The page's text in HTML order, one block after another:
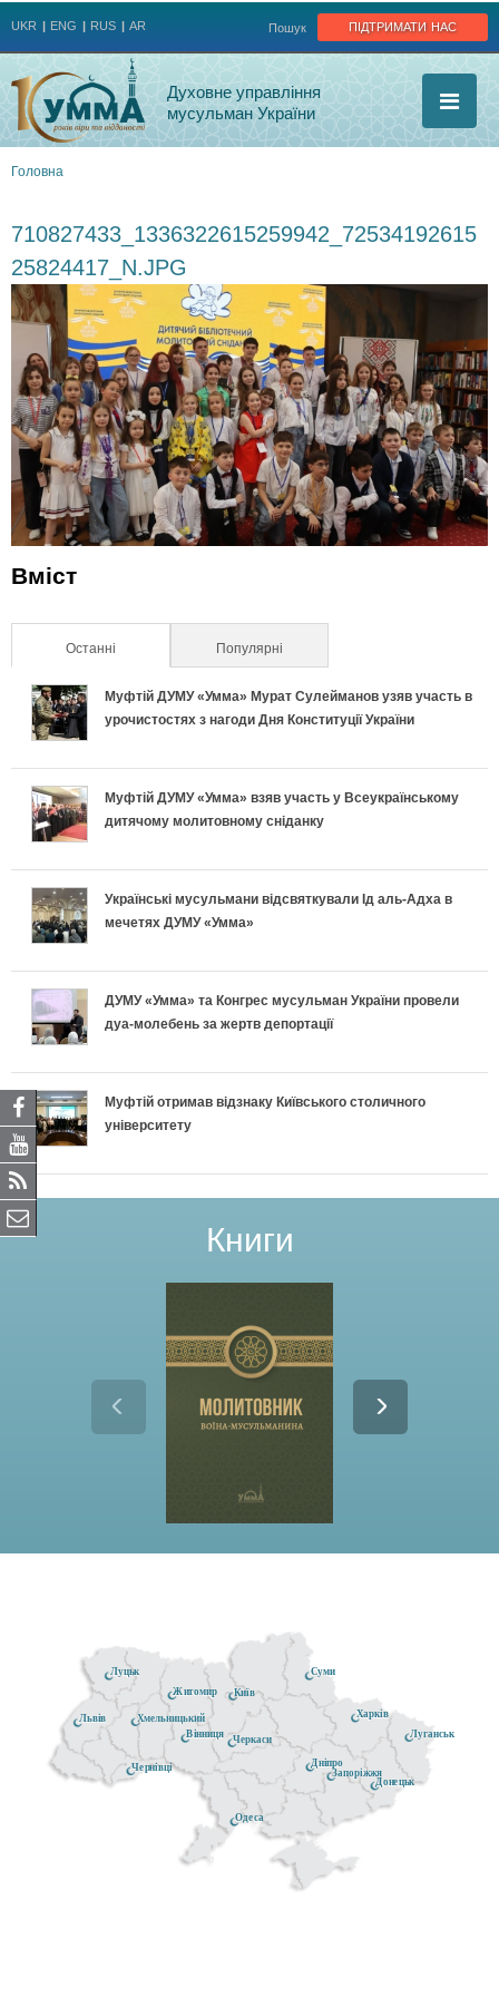
підтримати нас
Пошук
UKR ENG RUS AR
Духовне управління
мусульман України
тут
Головна
710827433_1336322615259942_72534192615
25824417_N.JPG
Вміст
Останні (активна вкладка)Популярні
Муфтій ДУМУ «Умма» Мурат Сулейманов узяв участь в
урочистостях з нагоди Дня Конституції України
Муфтій ДУМУ «Умма» взяв участь у Всеукраїнському
дитячому молитовному сніданку
Українські мусульмани відсвяткували Ід аль-Адха в
мечетях ДУМУ «Умма»
ДУМУ «Умма» та Конгрес мусульман України провели
дуа-молебень за жертв депортації
Муфтій отримав відзнаку Київського столичного
університету
Книги
Донецьк
Житомир
Черкаси
Чернівці
Київ
Луганськ
Хмельницький
Луцьк
Дніпро
Одеса
Суми
Вінниця
Запоріжжя
Львів Харків